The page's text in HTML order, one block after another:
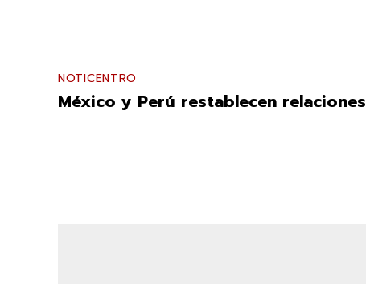
NOTICENTRO
México y Perú restablecen relaciones